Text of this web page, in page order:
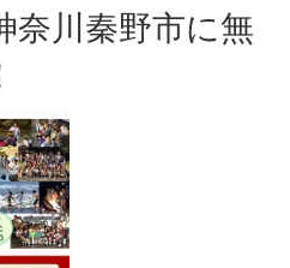
奈川秦野市に無